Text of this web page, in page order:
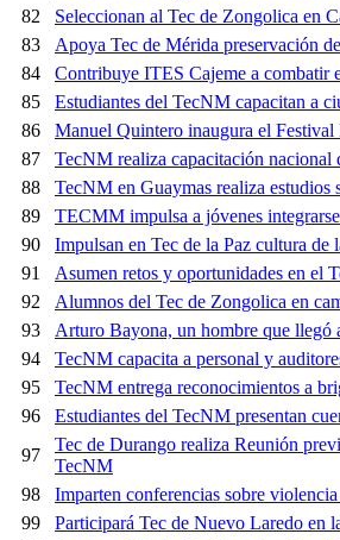
82
Seleccionan al Tec de Zongolica en
83
Apoya Tec de Mérida preservación
84
Contribuye ITES Cajeme a combatir
85
Estudiantes del TecNM capacitan a
86
Manuel Quintero inaugura el
87
TecNM realiza capacitación nacional
88
TecNM en Guaymas realiza estudios
89
TECMM impulsa a jóvenes
90
Impulsan en Tec de la Paz cultura de
91
Asumen retos y oportunidades en el
92
Alumnos del Tec de Zongolica en
93
Arturo Bayona, un hombre que llegó
94
TecNM capacita a personal y
95
TecNM entrega reconocimientos a
96
Estudiantes del TecNM presentan
97
Tec de Durango realiza Reunión
TecNM
98
Imparten conferencias sobre
99
Participará Tec de Nuevo Laredo en